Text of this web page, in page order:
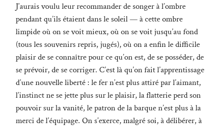
J’aurais voulu leur recommander de songer à l’ombre
pendant qu’ils étaient dans le soleil — à cette ombre
limpide où on se voit mieux, où on se voit jusqu’au fond
(tous les souvenirs repris, jugés), où on a enfin le difficile
plaisir de se connaître pour ce qu’on est, de se posséder, de
se prévoir, de se corriger. C’est là qu’on fait l’apprentissage
d’une nouvelle liberté : le fer n’est plus attiré par l’aimant,
l’instinct ne se jette plus sur le plaisir, la flatterie perd son
pouvoir sur la vanité, le patron de la barque n’est plus à la
merci de l’équipage. On s’exerce, malgré soi, à délibérer, à